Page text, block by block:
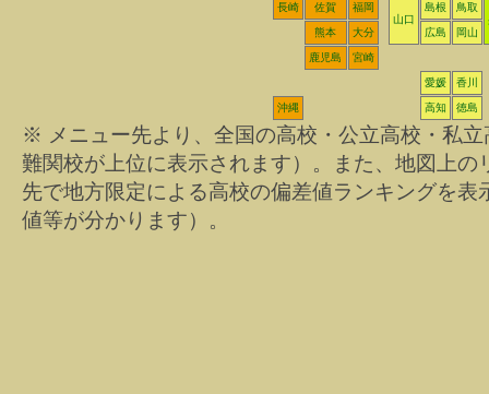
長崎 佐賀
福岡
山口
島根
鳥取
熊本
大分 広島 岡山
鹿児島 宮崎
愛媛 香川
沖縄 高知 徳島
※ メニュー先より、全国の高校・公立高校・私
難関校が上位に表示されます）。また、地図上
先で地方限定による高校の偏差値ランキングを
値等が分かります）。